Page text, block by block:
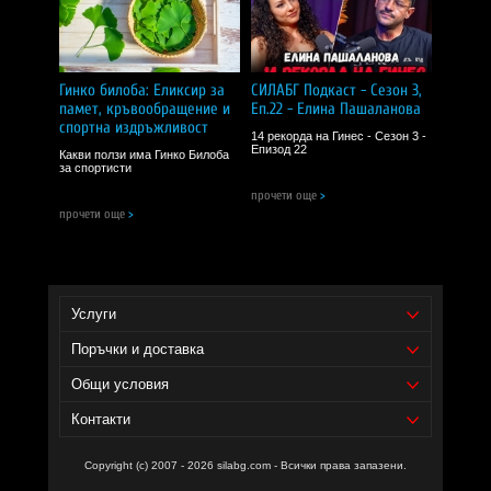
Съставки: Екстракт от гинко билоба (Ginkgo biloba)
Забележки:
Пазете далеч от деца!
Съхранявайте на сухо и хладно място!
СИЛА БГ Тийм!
Доставчик на продукта - И фудс ЕООД.
Гинко билоба: Еликсир за
памет, кръвообращение и
спортна издръжливост
Какви ползи има Гинко Билоба
за спортисти
прочети още >
СИЛАБГ Подкаст - Сезон 3,
Еп.22 - Елина Пашаланова
14 рекорда на Гинес - Сезон 3 -
Епизод 22
прочети още >
Услуги
Поръчки и доставка
Общи условия
Контакти
Copyright (c) 2007 - 2026 silabg.com - Всички права запазени.